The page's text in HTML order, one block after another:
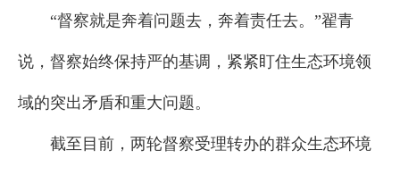
“督察就是奔着问题去，奔着责任去。”翟青
说，督察始终保持严的基调，紧紧盯住生态环境领
域的突出矛盾和重大问题。
截至目前，两轮督察受理转办的群众生态环境